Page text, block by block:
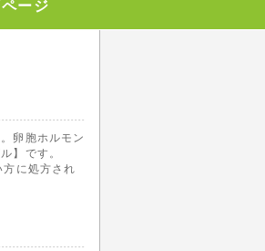
ージ
卵胞ホルモン
】です。
に処方され